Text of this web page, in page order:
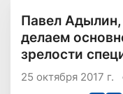
Павел
делаем
зрелости
25 октября 2017 г.